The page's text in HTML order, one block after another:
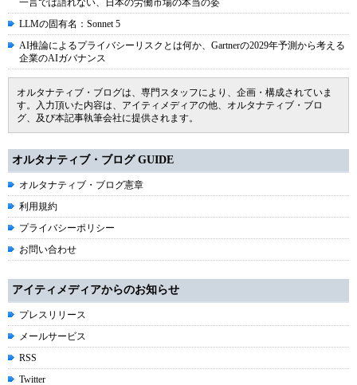
一言では語れない、日本の労働市場の本当の姿
LLMの固有名：Sonnet 5
AI推論によるプライバシーリスクとは何か、Gartnerの2029年予測から考える
企業のAIガバナンス
オルタナティブ・ブログは、専門スタッフにより、企画・構成されていま
す。入力頂いた内容は、アイティメディアの他、オルタナティブ・ブロ
グ、及び本記事執筆会社に提供されます。
オルタナティブ・ブログ GUIDE
オルタナティブ・ブログ憲章
利用規約
プライバシーポリシー
お問い合わせ
アイティメディアからのお知らせ
プレスリリース
メールサービス
RSS
Twitter